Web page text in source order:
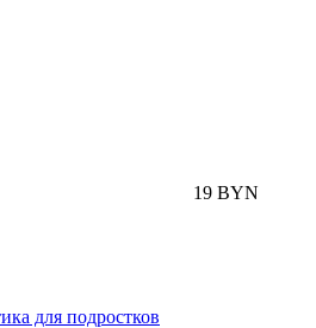
19 BYN
для подростков